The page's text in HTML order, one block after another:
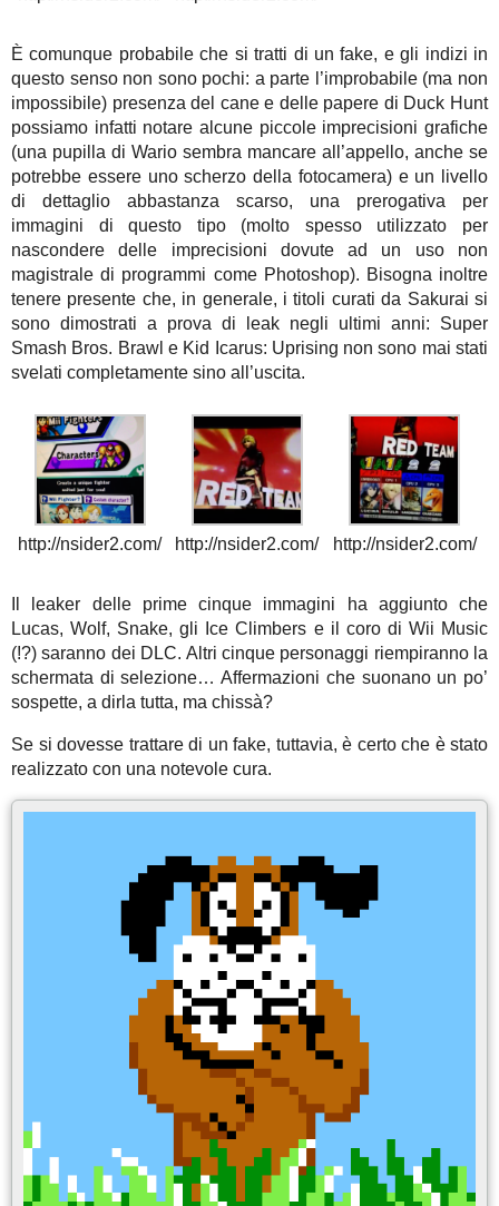
È comunque probabile che si tratti di un fake, e gli indizi in
questo senso non sono pochi: a parte l’improbabile (ma non
impossibile) presenza del cane e delle papere di Duck Hunt
possiamo infatti notare alcune piccole imprecisioni grafiche
(una pupilla di Wario sembra mancare all’appello, anche se
potrebbe essere uno scherzo della fotocamera) e un livello
di dettaglio abbastanza scarso, una prerogativa per
immagini di questo tipo (molto spesso utilizzato per
nascondere delle imprecisioni dovute ad un uso non
magistrale di programmi come Photoshop). Bisogna inoltre
tenere presente che, in generale, i titoli curati da Sakurai si
sono dimostrati a prova di leak negli ultimi anni: Super
Smash Bros. Brawl e Kid Icarus: Uprising non sono mai stati
svelati completamente sino all’uscita.
http://nsider2.com/ http://nsider2.com/ http://nsider2.com/
Il leaker delle prime cinque immagini ha aggiunto che
Lucas, Wolf, Snake, gli Ice Climbers e il coro di Wii Music
(!?) saranno dei DLC. Altri cinque personaggi riempiranno la
schermata di selezione… Affermazioni che suonano un po’
sospette, a dirla tutta, ma chissà?
Se si dovesse trattare di un fake, tuttavia, è certo che è stato
realizzato con una notevole cura.